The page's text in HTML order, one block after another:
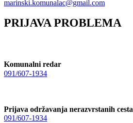
marinski.komunalac@gmail.com
PRIJAVA PROBLEMA
Komunalni redar
091/607-1934
Prijava održavanja nerazvrstanih cesta
091/607-1934